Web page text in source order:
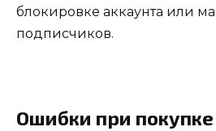
блокировке аккаунта или
подписчиков.
Ошибки при